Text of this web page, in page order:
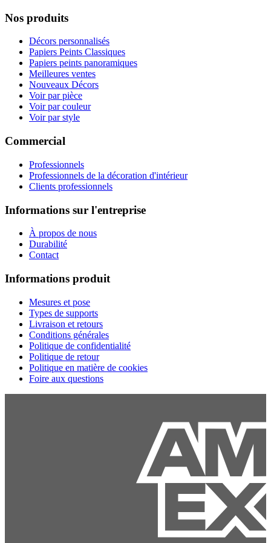
Nos produits
Décors personnalisés
Papiers Peints Classiques
Papiers peints panoramiques
Meilleures ventes
Nouveaux Décors
Voir par pièce
Voir par couleur
Voir par style
Commercial
Professionnels
Professionnels de la décoration d'intérieur
Clients professionnels
Informations sur l'entreprise
À propos de nous
Durabilité
Contact
Informations produit
Mesures et pose
Types de supports
Livraison et retours
Conditions générales
Politique de confidentialité
Politique de retour
Politique en matière de cookies
Foire aux questions